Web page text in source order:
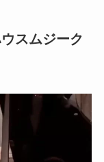
スムジーク